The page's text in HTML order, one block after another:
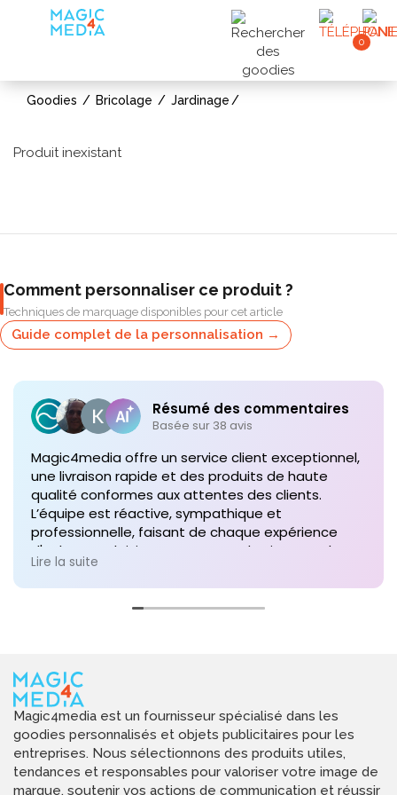
0
Goodies Bricolage Jardinage
Produit inexistant
Comment personnaliser ce produit ?
Techniques de marquage disponibles pour cet article
Guide complet de la personnalisation →
Résumé des commentaires
Basée sur 38 avis
Magic4media offre un service client exceptionnel,
une livraison rapide et des produits de haute
qualité conformes aux attentes des clients.
L’équipe est réactive, sympathique et
professionnelle, faisant de chaque expérience
d'achat un plaisir. Je recommande vivement leurs
services pour toute commande future de produits
personnalisés !
Lire la suite
Magic4media est un fournisseur spécialisé dans les
goodies personnalisés et objets publicitaires pour les
entreprises. Nous sélectionnons des produits utiles,
tendances et responsables pour valoriser votre image de
marque, soutenir vos actions de communication et réussir